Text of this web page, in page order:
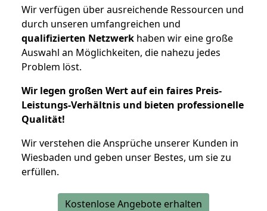
Wir verfügen über ausreichende Ressourcen und
durch unseren umfangreichen und
qualifizierten Netzwerk haben wir eine große
Auswahl an Möglichkeiten, die nahezu jedes
Problem löst.
Wir legen großen Wert auf ein faires Preis-
Leistungs-Verhältnis und bieten professionelle
Qualität!
Wir verstehen die Ansprüche unserer Kunden in
Wiesbaden und geben unser Bestes, um sie zu
erfüllen.
Kostenlose Angebote erhalten